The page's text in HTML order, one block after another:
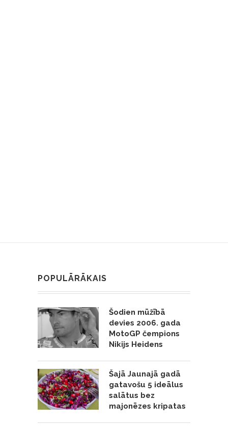
POPULĀRĀKAIS
Šodien mūžībā
devies 2006. gada
MotoGP čempions
Nikijs Heidens
Šajā Jaunajā gadā
gatavošu 5 ideālus
salātus bez
majonēzes kripatas